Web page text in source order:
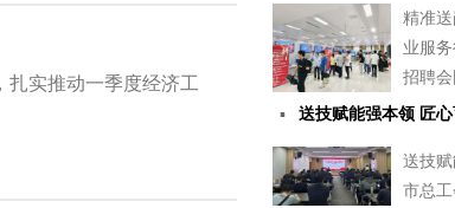
扎实推动一季度经济工
精准
业服
招聘
▪
送技赋能强本领 匠
送技
市总